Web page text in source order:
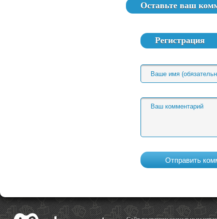
Оставьте ваш
Регистрация